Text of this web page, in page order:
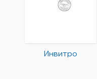
Инвитро